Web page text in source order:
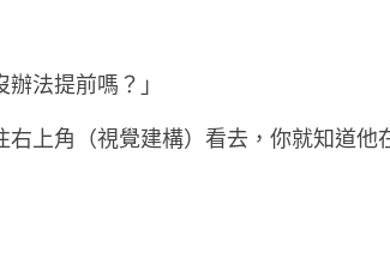
法提前嗎？」
上角（視覺建構）看去，你就知道他